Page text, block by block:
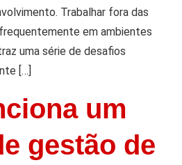
Trabalhar fora das
em ambientes
uma série de desafios
[…]
um
gestão de